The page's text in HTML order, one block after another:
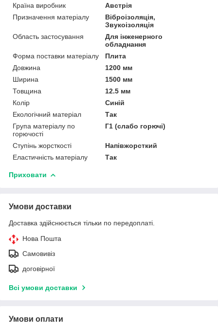
Країна виробник
Австрія
Призначення матеріалу
Віброізоляція,
Звукоізоляція
Область застосування
Для інженерного
обладнання
Форма поставки матеріалу
Плита
Довжина
1200 мм
Ширина
1500 мм
Товщина
12.5 мм
Колір
Синій
Екологічний матеріал
Так
Група матеріалу по
горючості
Г1 (слабо горючі)
Ступінь жорсткості
Напівжорсткий
Еластичність матеріалу
Так
Приховати
Умови доставки
Доставка здійснюється тільки по передоплаті.
Нова Пошта
Самовивіз
договірної
Всі умови доставки
Умови оплати